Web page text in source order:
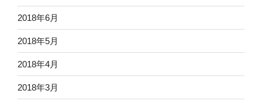
2018年6月
2018年5月
2018年4月
2018年3月